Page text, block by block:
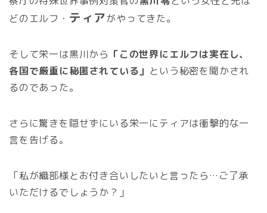
どのエルフ・ ティアがやってきた。
そして栄一は黒川から 「この世界にエルフは実在し、
各国で厳重に秘匿されている」 という秘密を聞かされ
るのであった。
さらに驚きを隠せずにいる栄一にティアは衝撃的な一
言を告げる。
「私が織部様とお付き合いしたいと言ったら…ご了承
いただけるでしょうか？」